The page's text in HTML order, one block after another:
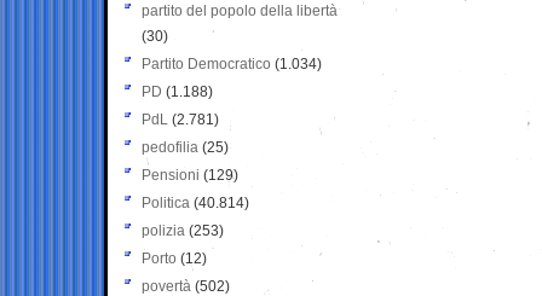
partito del popolo della libertà
(30)
Partito Democratico (1.034)
PD (1.188)
PdL (2.781)
pedofilia (25)
Pensioni (129)
Politica (40.814)
polizia (253)
Porto (12)
povertà (502)